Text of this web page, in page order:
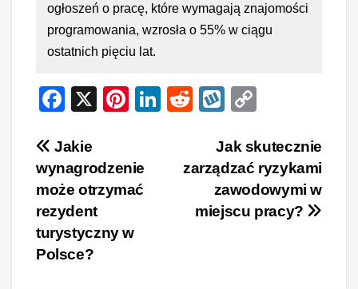
ogłoszeń o pracę, które wymagają znajomości
programowania, wzrosła o 55% w ciągu
ostatnich pięciu lat.
F
c
e
b
o
o
X
Pi
e
st
Li
R
di
t
W
o
p
p
y
Li
n
Nawigacja
wpisu
Jak skutecznie
zarządzać ryzykami
zawodowymi w
miejscu pracy?
Jakie
wynagrodzenie
może otrzymać
rezydent
turystyczny w
Polsce?